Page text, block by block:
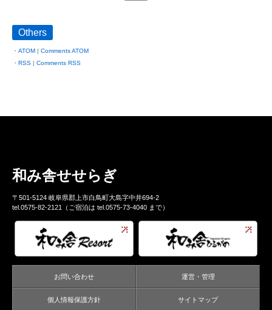
Others
ATOM | Comments ATOM
RSS | Comments RSS
和み舎せせらぎ
〒501-5124 岐阜県郡上市白鳥町大島字中井694-2
tel.0575-82-2121（ご宿泊は tel.0575-73-4040 まで）
お問い合わせ 運営・管理
個人情報保護方針 サイトマップ